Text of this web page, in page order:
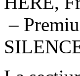
–